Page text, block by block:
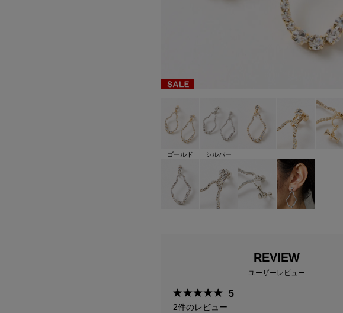
ゴールド シルバー
REVIEW
ユーザーレビュー
5
2件のレビュー